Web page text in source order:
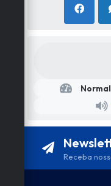
etar
EspReceba